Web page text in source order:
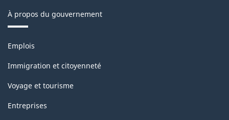
À propos du gouvernement
Thèmes
sujets
Emplois
Immigration et citoyenneté
Voyage et tourisme
Entreprises